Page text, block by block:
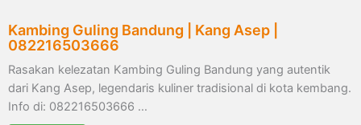
Kambing Guling Bandung | Kang Asep |
082216503666
Rasakan kelezatan Kambing Guling Bandung yang autentik
dari Kang Asep, legendaris kuliner tradisional di kota kembang.
Info di: 082216503666 …